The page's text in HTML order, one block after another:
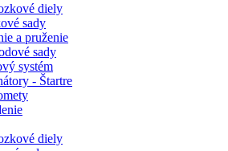
diely
sady
a pruženie
sady
systém
- Štartre
diely